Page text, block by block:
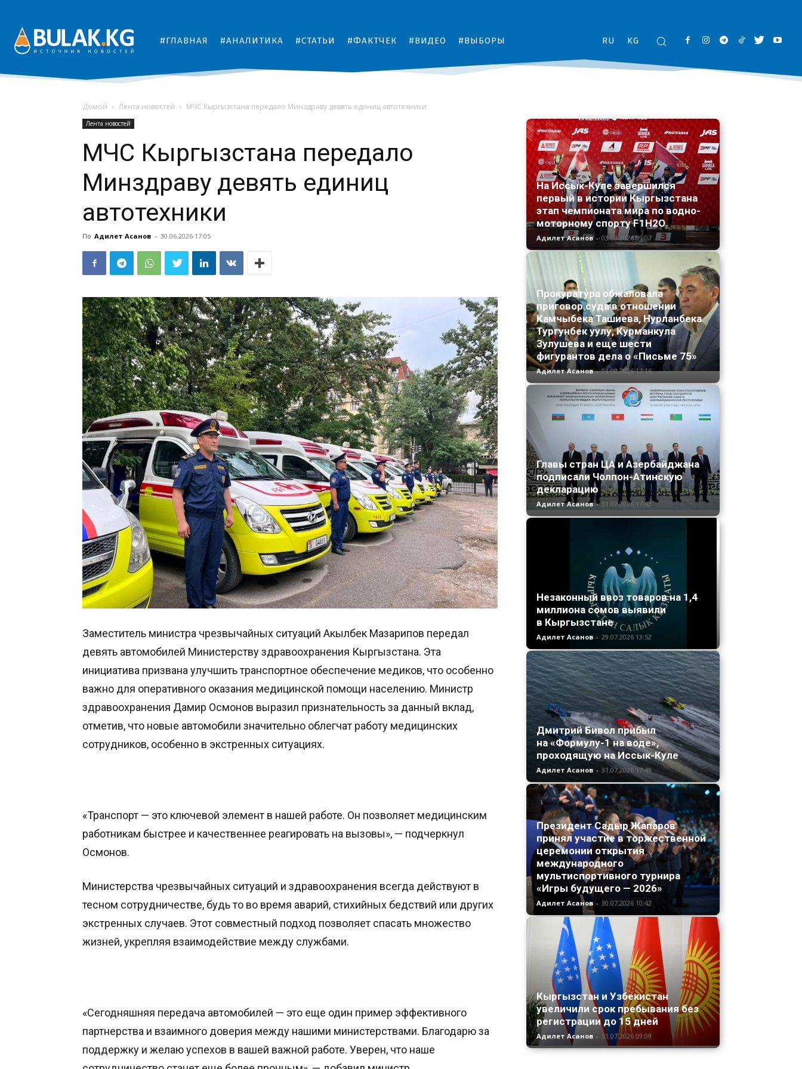
#ГЛАВНАЯ #АНАЛИТИКА #СТАТЬИ #ФАКТЧЕК #ВИДЕО #ВЫБОРЫ RU KG
Домой Лента новостей МЧС Кыргызстана передало Минздраву девять единиц автотехники
Лента новостей
МЧС Кыргызстана передало
Минздраву девять единиц
автотехники
По Адилет Асанов - 30.06.2026 17:05
Заместитель министра чрезвычайных ситуаций Акылбек Мазарипов передал
девять автомобилей Министерству здравоохранения Кыргызстана. Эта
инициатива призвана улучшить транспортное обеспечение медиков, что особенно
важно для оперативного оказания медицинской помощи населению. Министр
здравоохранения Дамир Осмонов выразил признательность за данный вклад,
отметив, что новые автомобили значительно облегчат работу медицинских
сотрудников, особенно в экстренных ситуациях.
«Транспорт — это ключевой элемент в нашей работе. Он позволяет медицинским
работникам быстрее и качественнее реагировать на вызовы», — подчеркнул
Осмонов.
Министерства чрезвычайных ситуаций и здравоохранения всегда действуют в
тесном сотрудничестве, будь то во время аварий, стихийных бедствий или других
экстренных случаев. Этот совместный подход позволяет спасать множество
жизней, укрепляя взаимодействие между службами.
«Сегодняшняя передача автомобилей — это еще один пример эффективного
партнерства и взаимного доверия между нашими министерствами. Благодарю за
поддержку и желаю успехов в вашей важной работе. Уверен, что наше
На Иссык-Куле завершился
первый в истории Кыргызстана
этап чемпионата мира по водно-
моторному спорту F1H2O
Адилет Асанов - 03.08.2026 09:07
Прокуратура обжаловала
приговор суда в отношении
Камчыбека Ташиева, Нурланбека
Тургунбек уулу, Курманкула
Зулушева и еще шести
фигурантов дела о «Письме 75»
Адилет Асанов - 03.08.2026 17:16
Главы стран ЦА и Азербайджана
подписали Чолпон-Атинскую
декларацию
Адилет Асанов - 31.07.2026 17:42
Незаконный ввоз товаров на 1,4
миллиона сомов выявили
в Кыргызстане
Адилет Асанов - 29.07.2026 13:52
Дмитрий Бивол прибыл
на «Формулу-1 на воде»,
проходящую на Иссык-Куле
Адилет Асанов - 31.07.2026 17:49
Президент Садыр Жапаров
принял участие в торжественной
церемонии открытия
международного
мультиспортивного турнира
«Игры будущего — 2026»
Адилет Асанов - 30.07.2026 10:42
Кыргызстан и Узбекистан
увеличили срок пребывания без
регистрации до 15 дней
Адилет Асанов - 31.07.2026 09:09